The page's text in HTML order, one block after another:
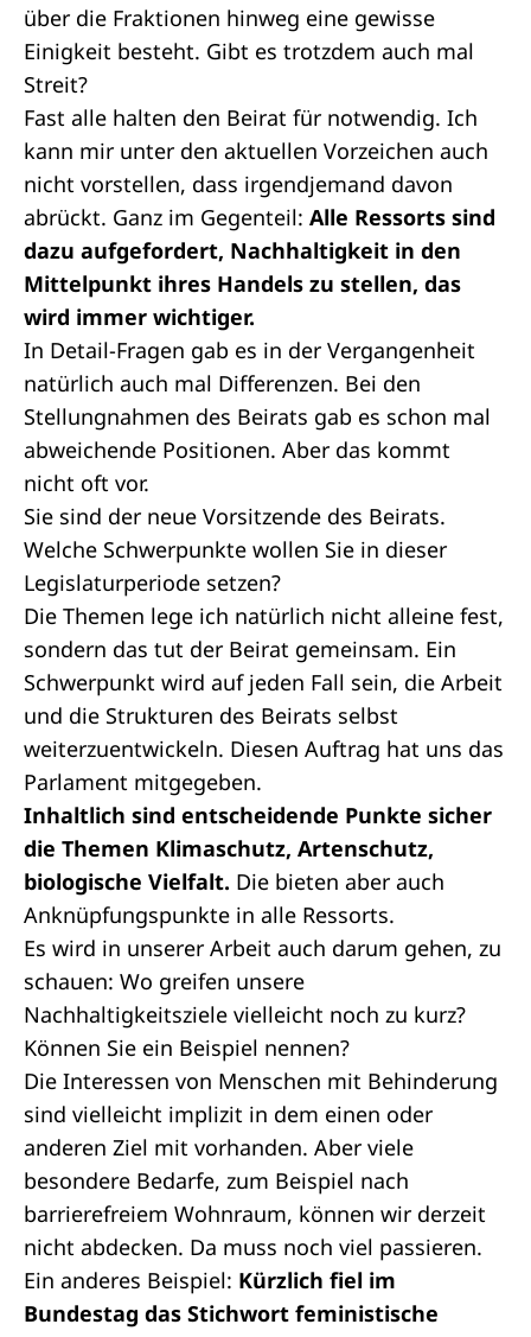
über die Fraktionen hinweg eine gewisse
Einigkeit besteht. Gibt es trotzdem auch mal
Streit?
Fast alle halten den Beirat für notwendig. Ich
kann mir unter den aktuellen Vorzeichen auch
nicht vorstellen, dass irgendjemand davon
abrückt. Ganz im Gegenteil: Alle Ressorts sind
dazu aufgefordert, Nachhaltigkeit in den
Mittelpunkt ihres Handels zu stellen, das
wird immer wichtiger.
In Detail-Fragen gab es in der Vergangenheit
natürlich auch mal Differenzen. Bei den
Stellungnahmen des Beirats gab es schon mal
abweichende Positionen. Aber das kommt
nicht oft vor.
Sie sind der neue Vorsitzende des Beirats.
Welche Schwerpunkte wollen Sie in dieser
Legislaturperiode setzen?
Die Themen lege ich natürlich nicht alleine fest,
sondern das tut der Beirat gemeinsam. Ein
Schwerpunkt wird auf jeden Fall sein, die Arbeit
und die Strukturen des Beirats selbst
weiterzuentwickeln. Diesen Auftrag hat uns das
Parlament mitgegeben.
Inhaltlich sind entscheidende Punkte sicher
die Themen Klimaschutz, Artenschutz,
biologische Vielfalt. Die bieten aber auch
Anknüpfungspunkte in alle Ressorts.
Es wird in unserer Arbeit auch darum gehen, zu
schauen: Wo greifen unsere
Nachhaltigkeitsziele vielleicht noch zu kurz?
Können Sie ein Beispiel nennen?
Die Interessen von Menschen mit Behinderung
sind vielleicht implizit in dem einen oder
anderen Ziel mit vorhanden. Aber viele
besondere Bedarfe, zum Beispiel nach
barrierefreiem Wohnraum, können wir derzeit
nicht abdecken. Da muss noch viel passieren.
Ein anderes Beispiel: Kürzlich fiel im
Bundestag das Stichwort feministische